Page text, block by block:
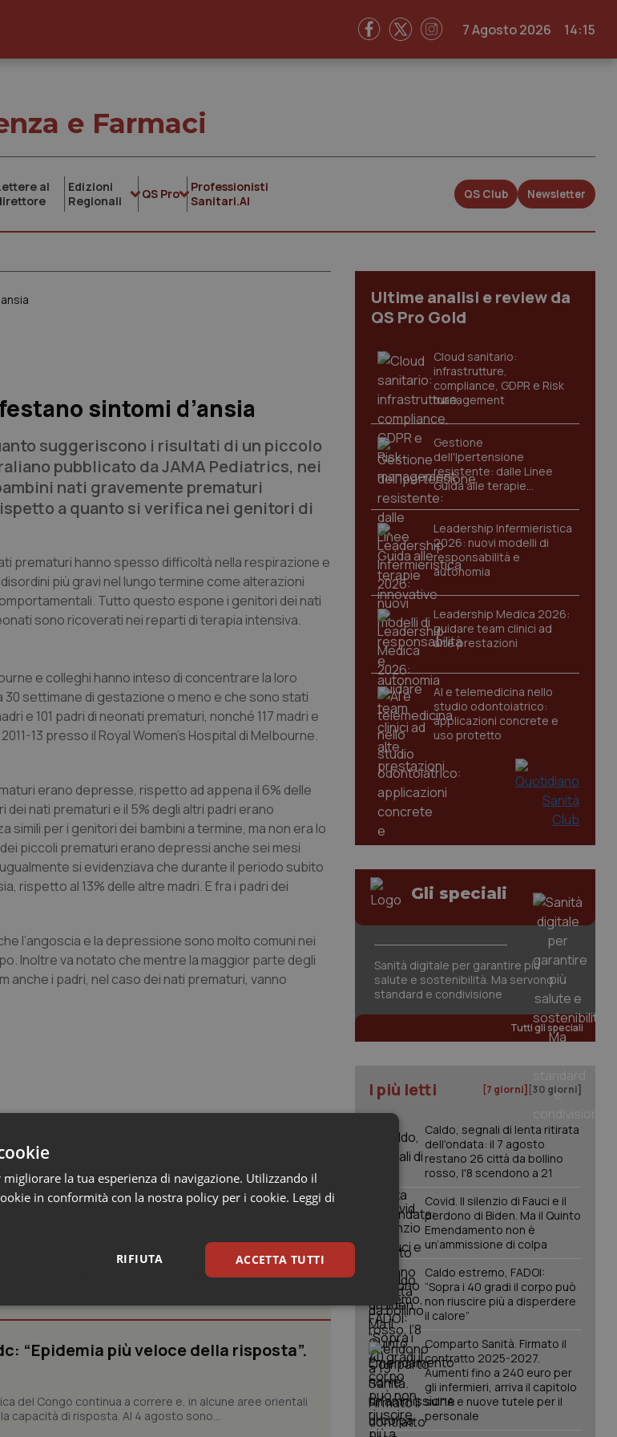
7 Agosto 2026 14:15
e Farmaci
al
Edizioni
Regionali
QS Pro
Professionisti
Sanitari.AI
QS Club Newsletter
sintomi d’ansia
suggeriscono i risultati di un piccolo
pubblicato da JAMA Pediatrics, nei
nati gravemente prematuri
a quanto si verifica nei genitori di
prematuri hanno spesso difficoltà nella respirazione e
più gravi nel lungo termine come alterazioni
Tutto questo espone i genitori dei nati
sono ricoverati nei reparti di terapia intensiva.
e colleghi hanno inteso di concentrare la loro
settimane di gestazione o meno e che sono stati
e 101 padri di neonati prematuri, nonché 117 madri e
13 presso il Royal Women’s Hospital di Melbourne.
erano depresse, rispetto ad appena il 6% delle
nati prematuri e il 5% degli altri padri erano
per i genitori dei bambini a termine, ma non era lo
piccoli prematuri erano depressi anche sei mesi
si evidenziava che durante il periodo subito
rispetto al 13% delle altre madri. E fra i padri dei
l’angoscia e la depressione sono molto comuni nei
Inoltre va notato che mentre la maggior parte degli
i padri, nel caso dei nati prematuri, vanno
“Epidemia più veloce della risposta”.
del Congo continua a correre e, in alcune aree orientali
capacità di risposta. Al 4 agosto sono...
Ultime analisi e review da
QS Pro Gold
Cloud sanitario:
infrastrutture,
compliance, GDPR e Risk
management
Gestione
dell'Ipertensione
resistente: dalle Linee
Guida alle terapie
innovative
Leadership Infermieristica
2026: nuovi modelli di
responsabilità e
autonomia
Leadership Medica 2026:
guidare team clinici ad
alte prestazioni
AI e telemedicina nello
studio odontoiatrico:
applicazioni concrete e
uso protetto
Gli speciali
Sanità digitale per garantire più
salute e sostenibilità. Ma servono
standard e condivisione
Tutti gli speciali
I più letti [7 giorni] [30 giorni]
Caldo, segnali di lenta ritirata
dell'ondata: il 7 agosto
restano 26 città da bollino
rosso, l'8 scendono a 21
Covid. Il silenzio di Fauci e il
perdono di Biden. Ma il Quinto
Emendamento non è
un’ammissione di colpa
Caldo estremo, FADOI:
“Sopra i 40 gradi il corpo può
non riuscire più a disperdere
il calore”
Comparto Sanità. Firmato il
contratto 2025-2027.
Aumenti fino a 240 euro per
gli infermieri, arriva il capitolo
sull'IA e nuove tutele per il
personale
la tua esperienza di navigazione. Utilizzando il
in conformità con la nostra policy per i cookie. Leggi di
ACCETTA TUTTI
RIFIUTA
Statistici Marketing
Necessari Statistici Marketing